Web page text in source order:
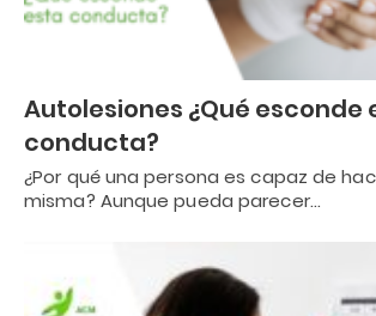
Autolesiones ¿Qué esconde
conducta?
¿Por qué una persona es capaz de
misma? Aunque pueda parecer…